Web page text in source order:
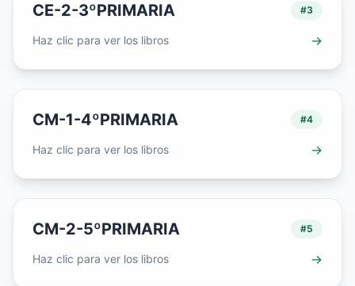
CE-2-3ºPRIMARIA #3
Haz clic para ver los libros →
CM-1-4ºPRIMARIA #4
Haz clic para ver los libros →
CM-2-5ºPRIMARIA #5
Haz clic para ver los libros →